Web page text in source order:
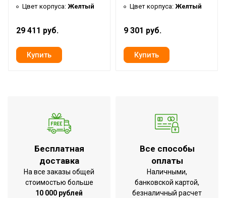
Режим "без нагрева"
Да
пылевлагозащищенности
IP20
Защита от перегрева Да
(крепления)
Напольная
Напряжение
электропитания
Подключение к
электросети
Кабельный ввод на
корпусе
Вес товара (нетто)
4.4 кг
Цвет корпуса: Желтый
29 411 руб.
Цвет корпуса: Желтый
9 301 руб.
Бесплатная
доставка
На все заказы общей
стоимостью больше
10 000 рублей
Все способы
оплаты
Наличными,
банковской картой,
безналичный расчет